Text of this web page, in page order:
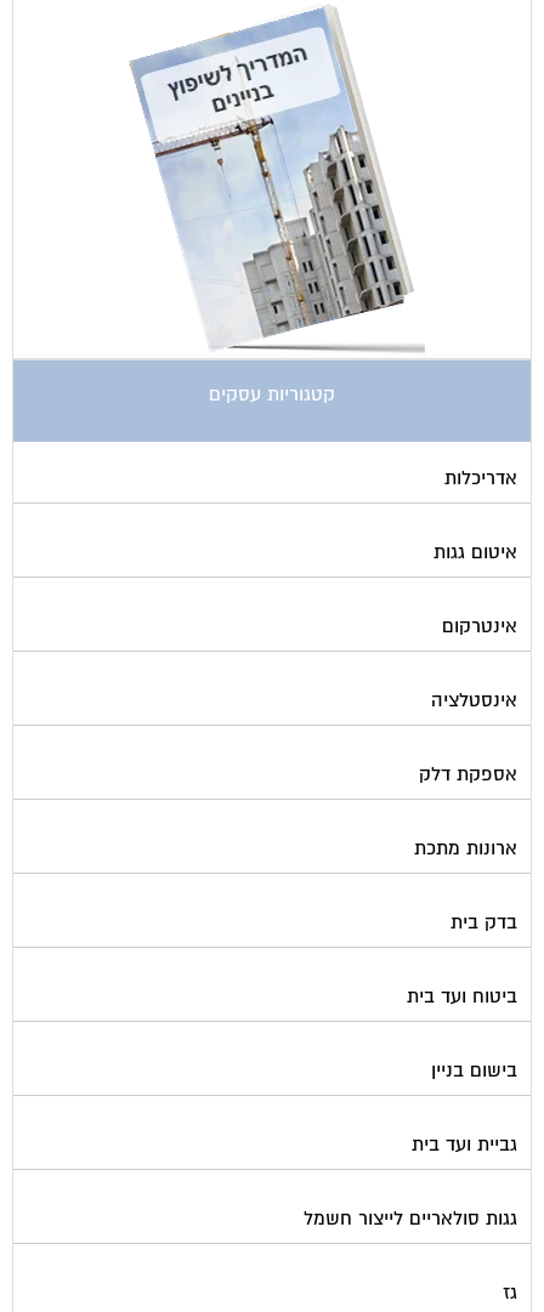
קטגוריות עסקים
אדריכלות
איטום גגות
אינטרקום
אינסטלציה
אספקת דלק
ארונות מתכת
בדק בית
ביטוח ועד בית
בישום בניין
גביית ועד בית
גגות סולאריים לייצור חשמל
גז